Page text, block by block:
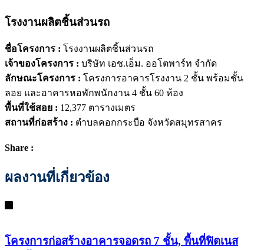
โรงงานผลิตชิ้นส่วนรถ
ชื่อโครงการ : โรงงานผลิตชิ้นส่วนรถ
เจ้าของโครงการ : บริษัท เอช.เอ็ม. ออโตพาร์ท จำกัด
ลักษณะโครงการ : โครงการอาคารโรงงาน 2 ชั้น พร้อมชั้น
ลอย และอาคารหอพักพนักงาน 4 ชั้น 60 ห้อง
พื้นที่ใช้สอย : 12,377 ตารางเมตร
สถานที่ก่อสร้าง : ตำบลคอกกระบือ จังหวัดสมุทรสาคร
Share :
ผลงานที่เกี่ยวข้อง
โครงการก่อสร้างอาคารจอดรถ 7 ชั้น, พื้นที่ฟิตเนส